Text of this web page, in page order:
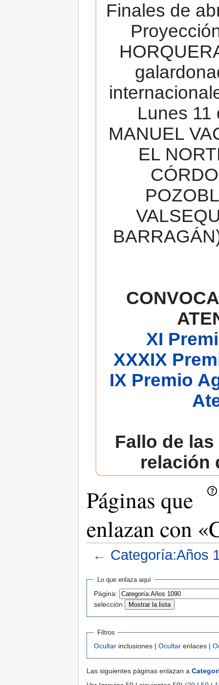
Finales de
Lunes 11
MANUEL
EL
XI
XXXIX
IX Premio
Fallo de
relación
Páginas que
enlazan con
← Categoría:Años
Lo que enlaza aquí
Página:
selección
Filtros
Ocultar inclusiones | Ocultar enlaces |
Las siguientes páginas enlazan a